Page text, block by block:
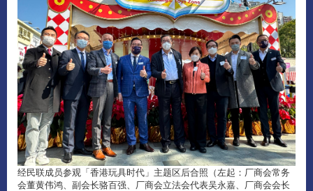
经民联成员参观「香港玩具时代」主题区后合照（左起：厂商会常务
会董黄伟鸿、副会长骆百强、厂商会立法会代表吴永嘉、厂商会会长